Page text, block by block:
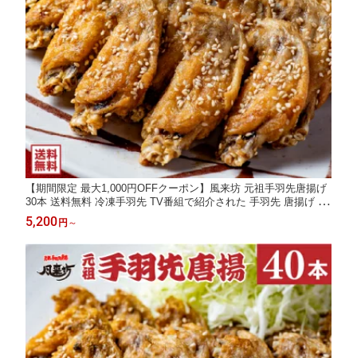
【期間限定 最大1,000円OFFクーポン】風来坊 元祖手羽先唐揚げ
30本 送料無料 冷凍手羽先 TV番組で紹介された 手羽先 唐揚げ レ
ンジ調理 ギフト 簡単調理 誕生日 贈答 土産 お土産 通販 2026 名
古屋 楽天 母の日 父の日 御中元 お中元 残暑見舞い
5,200 円 ～